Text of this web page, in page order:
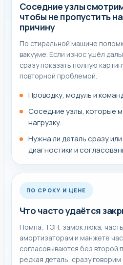
Иногда по внешнему признаку
только эта услуга, но после
что проблема затрагивает
питание, герметичность или
В таких случаях мастер сразу
операцией не обойтись.
Совет мастера перед
Если в баке осталась вода,
сильный стук, течь или
остановить стирку и не
диагностики. Так меньше
подшипники и электронику.
До приезда мастера лучше не
самостоятельно и не
нужно подтвердить сам узел,
комплектующие под точную
Соседние узлы
чтобы не пропустить
причину
По стиральной машине
вакууме. Если износ ушёл
сразу показать полную
повторной проблемой.
Проводку, модуль и
Соседние узлы, которые
нагрузку.
Нужна ли деталь сразу
диагностики и
ПО СРОКУ И ЦЕНЕ
Что часто удаётся
Помпа, ТЭН, замок люка,
амортизаторам и манжете
согласовываются без второй
редкая деталь, сразу говорим